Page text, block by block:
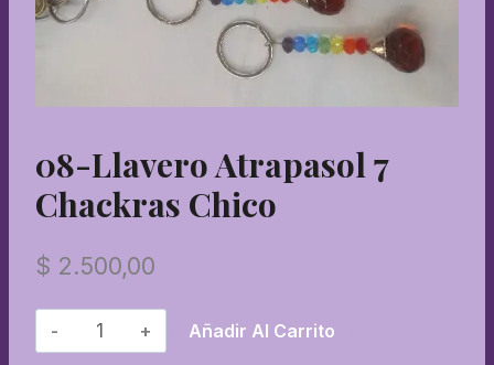
08-Llavero Atrapasol 7
Chackras Chico
$ 2.500,00
08-
Llavero
Añadir Al Carrito